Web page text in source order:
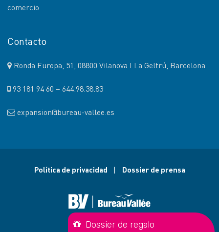
comercio
Contacto
Ronda Europa, 51, 08800 Vilanova I La Geltrú, Barcelona
93 181 94 60 – 644.98.38.83
expansion@bureau-vallee.es
Política de privacidad Dossier de prensa
Dossier de regalo